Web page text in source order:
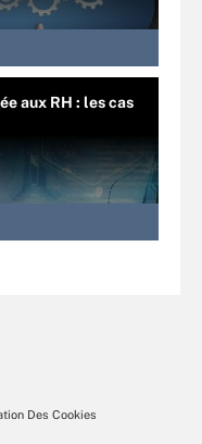
aux RH : les cas
Des Cookies